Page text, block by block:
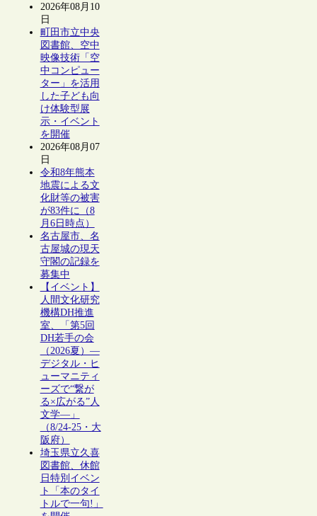
2026年08月10
日
町田市立中央
図書館、空中
映像技術「空
中コンピュー
ター」を活用
した子ども向
け体験型展
示・イベント
を開催
2026年08月07
日
令和8年熊本
地震による文
化財等の被害
が83件に（8
月6日時点）
名古屋市、名
古屋城の現天
守閣の記録を
募集中
【イベント】
人間文化研究
機構DH推進
室、「第5回
DH若手の会
（2026夏）―
デジタル・ヒ
ューマニティ
ーズで“繋が
る×広がる”人
文学―」
（8/24-25・大
阪府）
埼玉県立久喜
図書館、休館
日特別イベン
ト「本のタイ
トルで一句!」